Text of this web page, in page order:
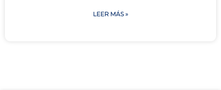
LEER MÁS »